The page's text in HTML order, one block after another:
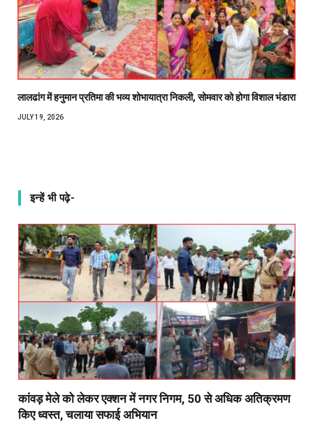
लालढांग में हनुमान प्रतिमा की भव्य शोभायात्रा निकली, सोमवार को होगा विशाल भंडारा
JULY 19, 2026
इन्हें भी पढ़े-
कांवड़ मेले को लेकर एक्शन में नगर निगम, 50 से अधिक अतिक्रमण
किए ध्वस्त, चलाया सफाई अभियान